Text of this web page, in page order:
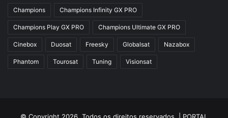
Azfox
Azgold
Azplus
Azsat
Blade B1
Champions Champions Infinity GX PRO
Champions Play GX PRO Champions Ultimate GX PRO
Cinebox Duosat Freesky Globalsat Nazabox
Phantom Tourosat Tuning Visionsat
© Copyright 2026, Todos os direitos reservados | PORTAL